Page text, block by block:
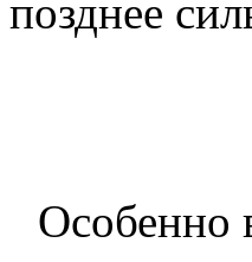
позднее
Особенно